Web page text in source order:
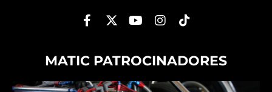
MATIC PATROCINADORES